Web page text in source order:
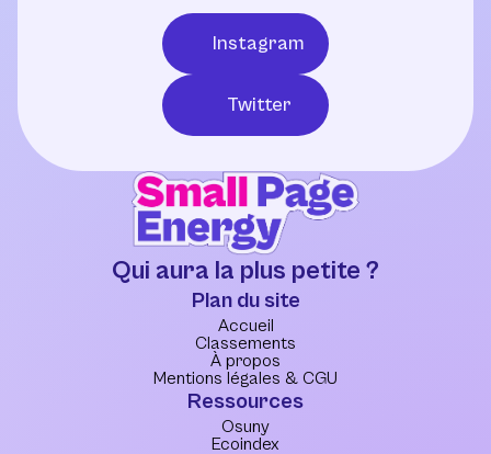
Instagram
Twitter
Qui aura la plus petite ?
Plan du site
Accueil
Classements
À propos
Mentions légales & CGU
Ressources
Osuny
Ecoindex